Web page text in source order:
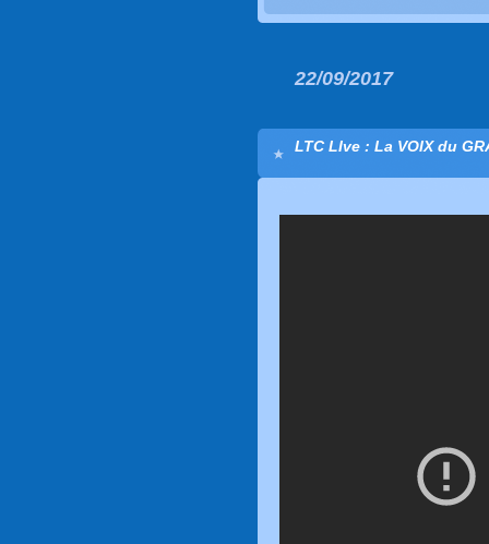
22/09/2017
LTC LIve : La VOIX du